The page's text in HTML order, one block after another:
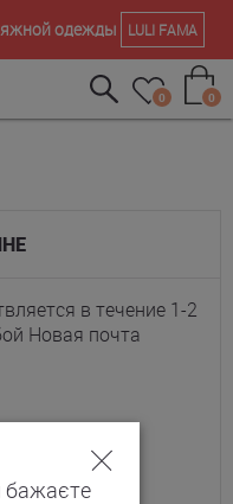
одежды LULI FAMA
0 0
в течение 1-2
Новая почта